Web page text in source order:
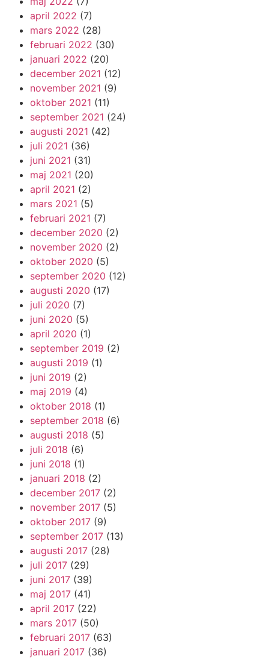
april 2022 (7)
mars 2022 (28)
februari 2022 (30)
januari 2022 (20)
december 2021 (12)
november 2021 (9)
oktober 2021 (11)
september 2021 (24)
augusti 2021 (42)
juli 2021 (36)
juni 2021 (31)
maj 2021 (20)
april 2021 (2)
mars 2021 (5)
februari 2021 (7)
december 2020 (2)
november 2020 (2)
oktober 2020 (5)
september 2020 (12)
augusti 2020 (17)
juli 2020 (7)
juni 2020 (5)
april 2020 (1)
september 2019 (2)
augusti 2019 (1)
juni 2019 (2)
maj 2019 (4)
oktober 2018 (1)
september 2018 (6)
augusti 2018 (5)
juli 2018 (6)
juni 2018 (1)
januari 2018 (2)
december 2017 (2)
november 2017 (5)
oktober 2017 (9)
september 2017 (13)
augusti 2017 (28)
juli 2017 (29)
juni 2017 (39)
maj 2017 (41)
april 2017 (22)
mars 2017 (50)
februari 2017 (63)
januari 2017 (36)